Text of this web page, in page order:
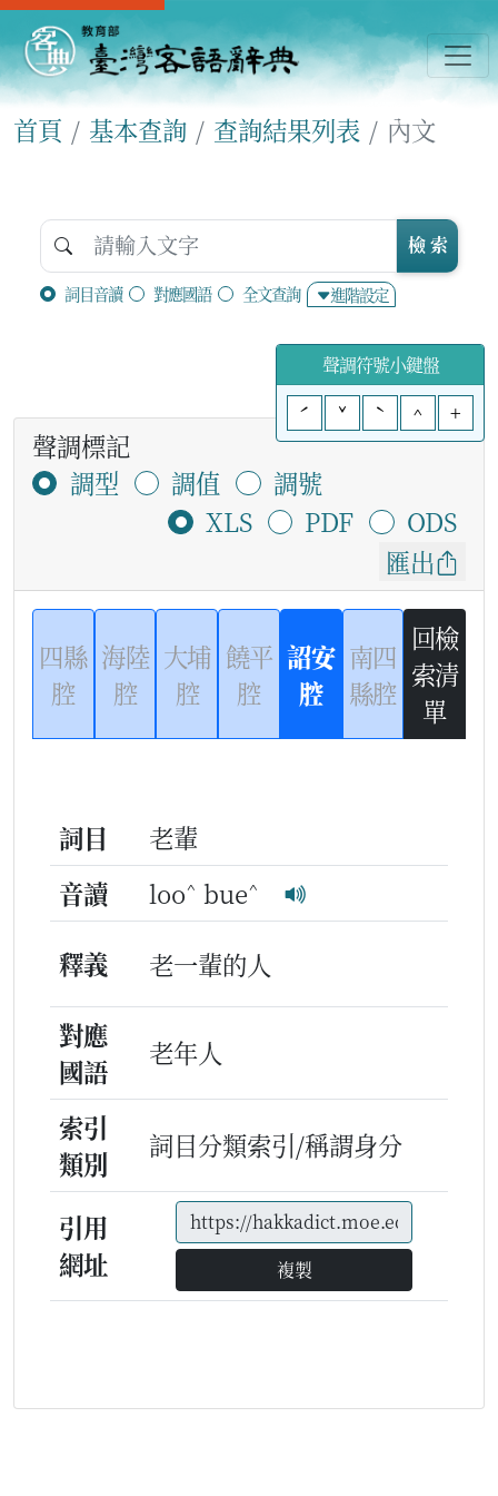
首頁 基本查詢 查詢結果列表 內文
詞目音讀 對應國語 全文查詢 進階設定
檢 索
聲調符號小鍵盤
ˊ
ˇ ˋ ^ +
聲調標記
調型
調值
調號
XLS
PDF
ODS
匯出
四縣
腔
海陸
腔
大埔
腔
饒平
腔
詔安
腔
南四
縣腔
回檢
索清
單
詞目
老輩
音讀
loo^ bue^
釋義
老一輩的人
對應
國語
老年人
索引
類別
詞目分類索引/稱謂身分
引用
網址
複製